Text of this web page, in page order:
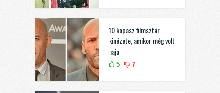
10 kopasz filmsztár
kinézete, amikor még volt
haja
5 7